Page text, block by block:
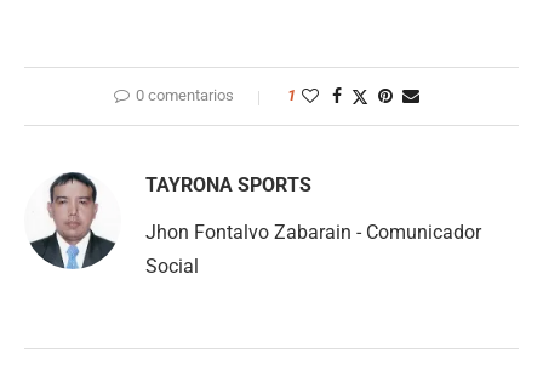
0 comentarios 1
TAYRONA SPORTS
Jhon Fontalvo Zabarain - Comunicador
Social